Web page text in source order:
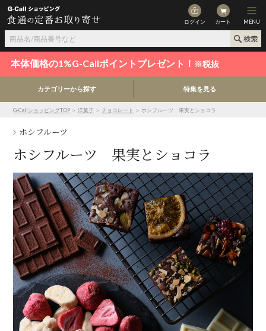
ログイン カート MENU
本体価格の1%G-Callポイントプレゼント！ ※税抜
カテゴリーから探す 特集を見る
G-CallショッピングTOP ＞洋菓子 ＞チョコレート ＞ ホシフルーツ 果実とショコラ
ホシフルーツ
ホシフルーツ 果実とショコラ